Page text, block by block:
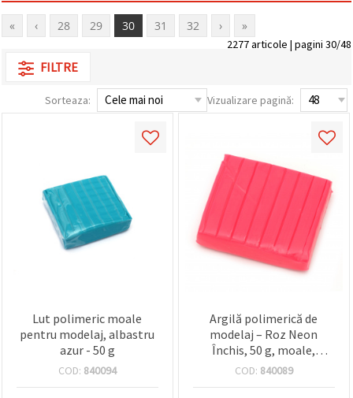
« ‹ 28 29 30 31 32 › »
2277 articole | pagini 30/48
FILTRE
Sorteaza: Vizualizare pagină:
Lut polimeric moale
pentru modelaj, albastru
azur - 50 g
COD: 840094
Argilă polimerică de
modelaj – Roz Neon
Închis, 50 g, moale,
pentru coacere la cuptor –
COD: 840089